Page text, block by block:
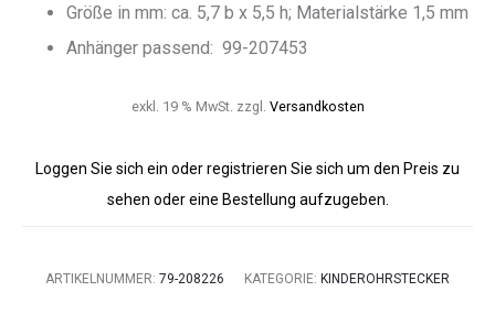
Größe in mm: ca. 5,7 b x 5,5 h; Materialstärke 1,5 mm
Anhänger passend: 99-207453
exkl. 19 % MwSt. zzgl. Versandkosten
Loggen Sie sich ein oder registrieren Sie sich um den Preis zu
sehen oder eine Bestellung aufzugeben.
ARTIKELNUMMER: 79-208226 KATEGORIE: KINDEROHRSTECKER